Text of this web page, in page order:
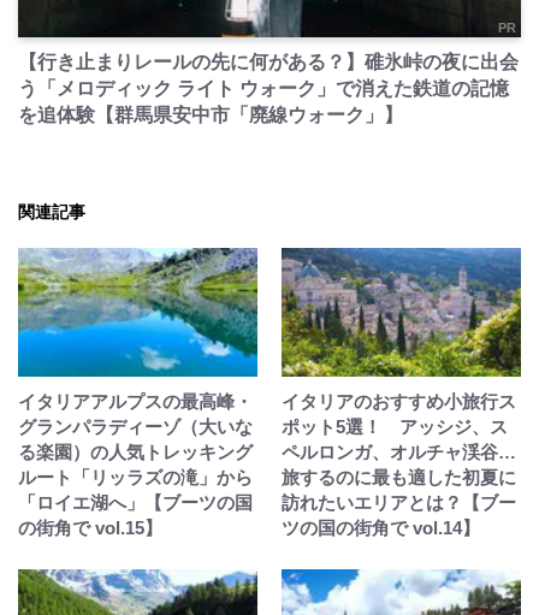
PR
【行き止まりレールの先に何がある？】碓氷峠の夜に出会
う「メロディック ライト ウォーク」で消えた鉄道の記憶
を追体験【群馬県安中市「廃線ウォーク」】
関連記事
イタリアアルプスの最高峰・
グランパラディーゾ（大いな
る楽園）の人気トレッキング
ルート「リッラズの滝」から
「ロイエ湖へ」【ブーツの国
の街角で vol.15】
イタリアのおすすめ小旅行ス
ポット5選！ アッシジ、ス
ペルロンガ、オルチャ渓谷…
旅するのに最も適した初夏に
訪れたいエリアとは？【ブー
ツの国の街角で vol.14】